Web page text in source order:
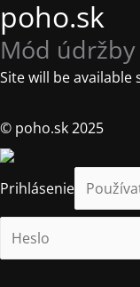
poho.sk
Mód
Site will be
© poho.sk 2025
Prihlásenie